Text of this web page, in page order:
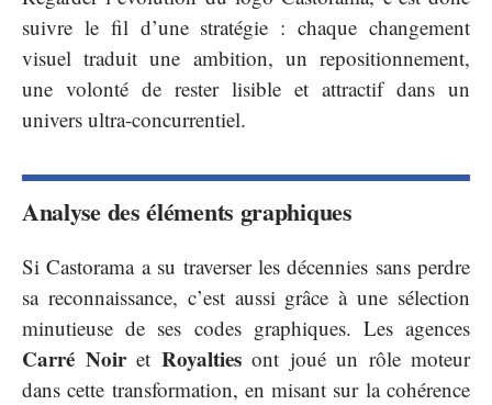
suivre le fil d’une stratégie : chaque changement
visuel traduit une ambition, un repositionnement,
une volonté de rester lisible et attractif dans un
univers ultra-concurrentiel.
Analyse des éléments graphiques
Si Castorama a su traverser les décennies sans perdre
sa reconnaissance, c’est aussi grâce à une sélection
minutieuse de ses codes graphiques. Les agences
Carré Noiret Royaltiesont joué un rôle moteur
dans cette transformation, en misant sur la cohérence